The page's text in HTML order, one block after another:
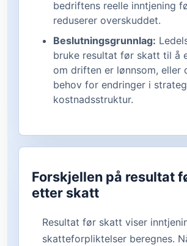
bedriftens reelle inntjening
reduserer overskuddet.
Beslutningsgrunnlag:
bruke resultat før skatt til å
om driften er lønnsom, eller
behov for endringer i
kostnadsstruktur.
Forskjellen på resultat
etter skatt
Resultat før skatt viser
skatteforpliktelser beregnes.